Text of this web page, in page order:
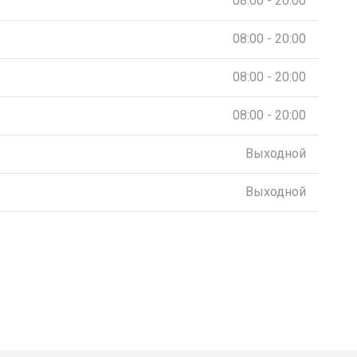
08:00 - 20:00
08:00 - 20:00
08:00 - 20:00
Выходной
Выходной